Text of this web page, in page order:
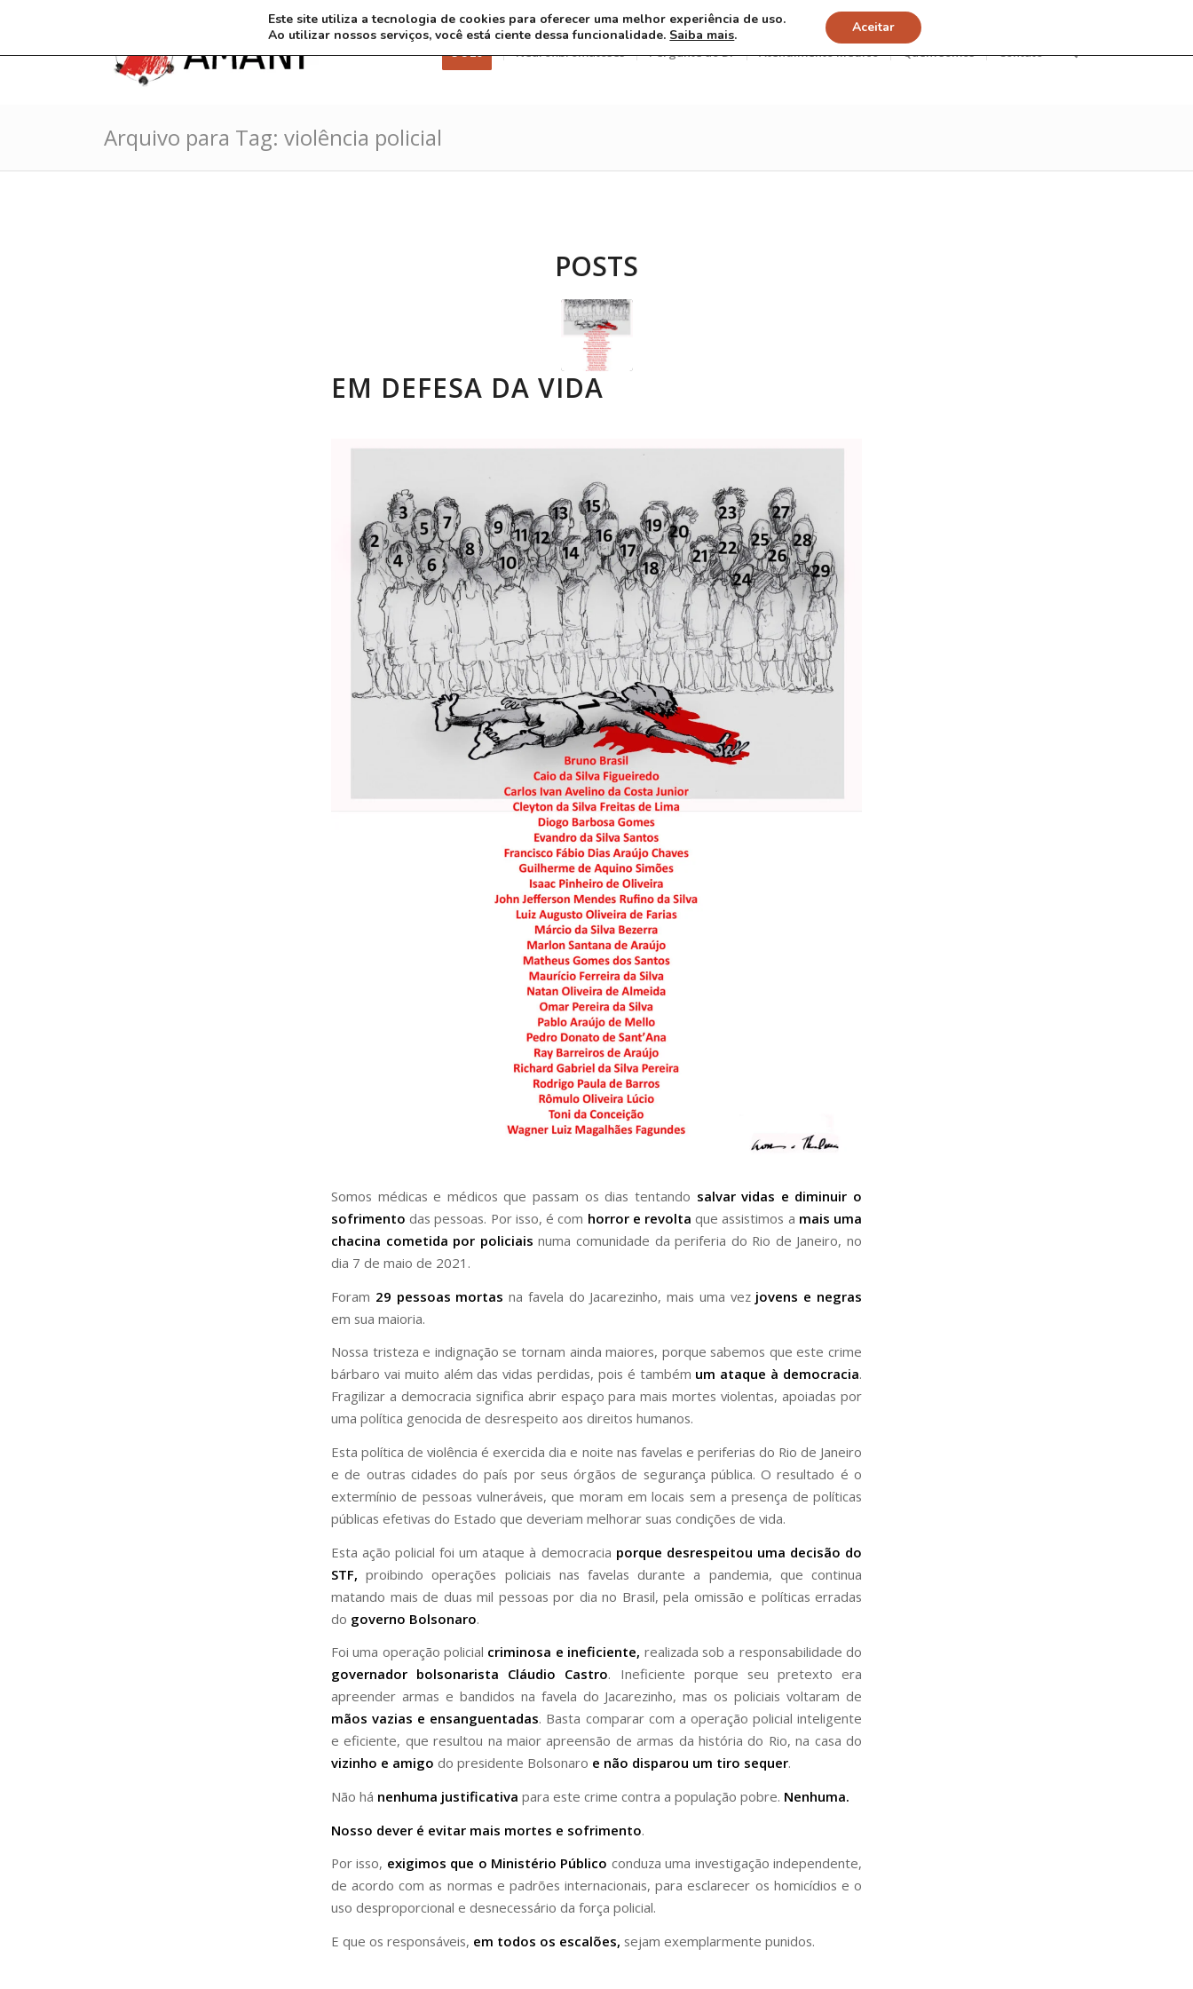
3 8 26 Neurofibromatoses Pergunte ao Dr Atendimento Médico Quem somos Contato
Arquivo para Tag: violência policial
POSTS
EM DEFESA DA VIDA
Somos médicas e médicos que passam os dias tentando salvar vidas e diminuir o
sofrimento das pessoas. Por isso, é com horror e revolta que assistimos a mais uma
chacina cometida por policiais numa comunidade da periferia do Rio de Janeiro, no
dia 7 de maio de 2021.
Foram 29 pessoas mortas na favela do Jacarezinho, mais uma vez jovens e negras
em sua maioria.
Nossa tristeza e indignação se tornam ainda maiores, porque sabemos que este crime
bárbaro vai muito além das vidas perdidas, pois é também um ataque à democracia.
Fragilizar a democracia significa abrir espaço para mais mortes violentas, apoiadas por
uma política genocida de desrespeito aos direitos humanos.
Esta política de violência é exercida dia e noite nas favelas e periferias do Rio de Janeiro
e de outras cidades do país por seus órgãos de segurança pública. O resultado é o
extermínio de pessoas vulneráveis, que moram em locais sem a presença de políticas
públicas efetivas do Estado que deveriam melhorar suas condições de vida.
Esta ação policial foi um ataque à democracia porque desrespeitou uma decisão do
STF, proibindo operações policiais nas favelas durante a pandemia, que continua
matando mais de duas mil pessoas por dia no Brasil, pela omissão e políticas erradas
do governo Bolsonaro.
Foi uma operação policial criminosa e ineficiente, realizada sob a responsabilidade do
governador bolsonarista Cláudio Castro. Ineficiente porque seu pretexto era
apreender armas e bandidos na favela do Jacarezinho, mas os policiais voltaram de
mãos vazias e ensanguentadas. Basta comparar com a operação policial inteligente
e eficiente, que resultou na maior apreensão de armas da história do Rio, na casa do
vizinho e amigo do presidente Bolsonaro e não disparou um tiro sequer.
Não há nenhuma justificativa para este crime contra a população pobre. Nenhuma.
Nosso dever é evitar mais mortes e sofrimento.
Por isso, exigimos que o Ministério Público conduza uma investigação independente,
de acordo com as normas e padrões internacionais, para esclarecer os homicídios e o
uso desproporcional e desnecessário da força policial.
E que os responsáveis, em todos os escalões, sejam exemplarmente punidos.
Este site utiliza a tecnologia de cookies para oferecer uma melhor experiência de uso.
Ao utilizar nossos serviços, você está ciente dessa funcionalidade. Saiba mais. Aceitar